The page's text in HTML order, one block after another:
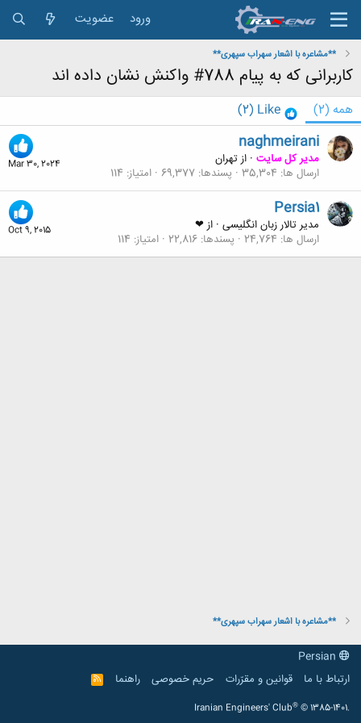
ورود عضویت
**مشاعره با اشعار سهراب سپهری**
کاربرانی که به پیام 788# واکنش نشان داده اند
همه (2)
Like
(2)
Mar 30, 2024
naghmeirani
مدیر کل سایت · ازتهران
ارسال ها 35,304 پسندها 69,377 امتیاز 114
Oct 9, 2015
Persia1
مدیر تالار زبان انگلیسی · از ❤
ارسال ها 24,764 پسندها 22,816 امتیاز 114
**مشاعره با اشعار سهراب سپهری**
ارتباط با ما
قوانین و مقرّرات حریم خصوصی راهنما
R
S
Iranian Engineers' Club® © 1385-1401.